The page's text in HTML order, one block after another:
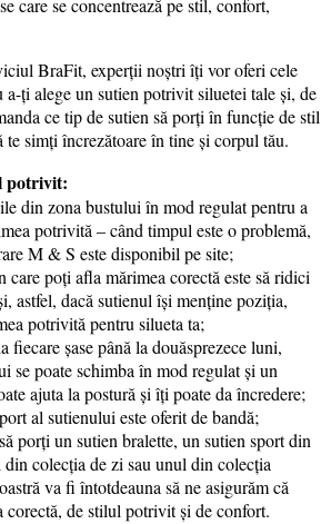
care se concentrează pe stil, confort,
BraFit, experții noștri îți vor oferi cele
ți alege un sutien potrivit siluetei tale și, de
ce tip de sutien să porți în funcție de stil
te simți încrezătoare în tine și corpul tău.
potrivit:
din zona bustului în mod regulat pentru a
potrivită – când timpul este o problemă,
M & S este disponibil pe site;
care poți afla mărimea corectă este să ridici
astfel, dacă sutienul își menține poziția,
potrivită pentru silueta ta;
fiecare șase până la douăsprezece luni,
se poate schimba în mod regulat și un
ajuta la postură și îți poate da încredere;
al sutienului este oferit de bandă;
porți un sutien bralette, un sutien sport din
colecția de zi sau unul din colecția
va fi întotdeauna să ne asigurăm că
corectă, de stilul potrivit și de confort.